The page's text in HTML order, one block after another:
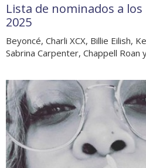
Lista de nominados a
2025
Beyoncé, Charli XCX, Billie Eilish,
Sabrina Carpenter, Chappell